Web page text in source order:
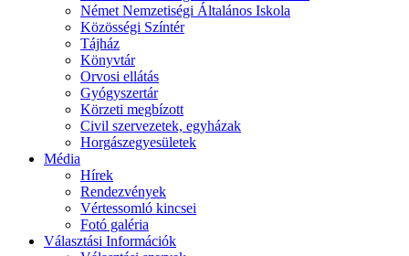
Német Nemzetiségi Általános Iskola
Közösségi Színtér
Tájház
Könyvtár
Orvosi ellátás
Gyógyszertár
Körzeti megbízott
Civil szervezetek, egyházak
Horgászegyesületek
Média
Hírek
Rendezvények
Vértessomló kincsei
Fotó galéria
Választási Információk